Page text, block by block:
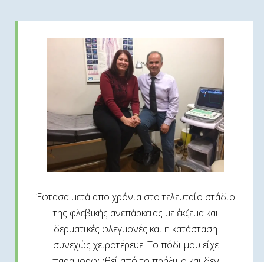
Έφτασα μετά απο χρόνια στο τελευταίο στάδιο
της φλεβικής ανεπάρκειας με έκζεμα και
δερματικές φλεγμονές και η κατάσταση
συνεχώς χειροτέρευε. Το πόδι μου είχε